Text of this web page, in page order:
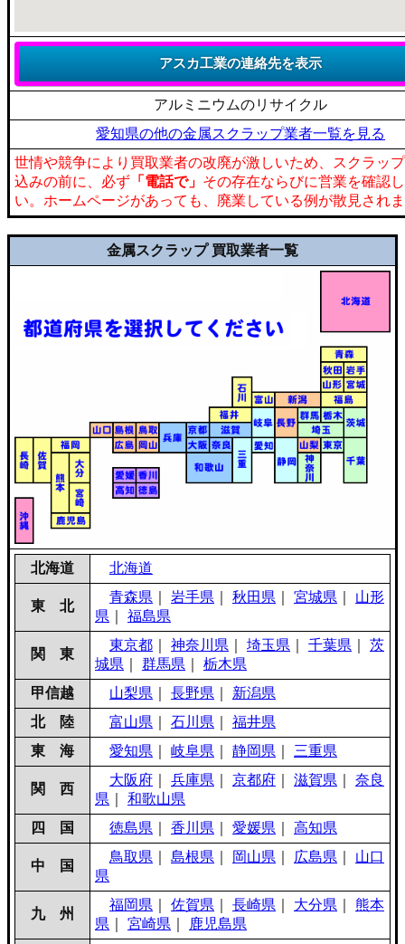
アルミニウムのリサイクル
愛知県の他の金属スクラップ業者一覧を見る
世情や競争により買取業者の改廃が激しいため、スクラッ
込みの前に、必ず 「電話で」 その存在ならびに営業を確認
い。ホームページがあっても、廃業している例が散見され
金属スクラップ 買取業者一覧
北海道 北海道
東 北
青森県 岩手県 秋田県 宮城県
山形
県
福島県
関 東
東京都 神奈川県 埼玉県 千葉県
茨
城県
群馬県
栃木県
甲信越
山梨県 長野県
新潟県
北 陸
富山県 石川県
福井県
東 海
愛知県 岐阜県 静岡県 三重県
関 西
大阪府 兵庫県 京都府 滋賀県
奈良
県
和歌山県
四 国
徳島県 香川県 愛媛県 高知県
中 国
鳥取県 島根県 岡山県 広島県
山口
県
九 州
福岡県 佐賀県 長崎県 大分県
熊本
県
宮崎県
鹿児島県